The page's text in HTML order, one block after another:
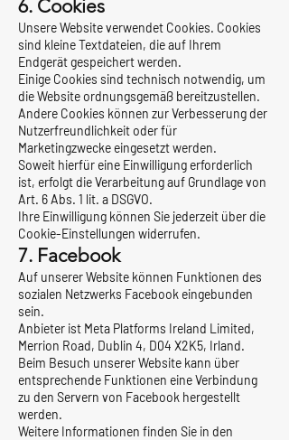
6. Cookies
Unsere Website verwendet Cookies. Cookies
sind kleine Textdateien, die auf Ihrem
Endgerät gespeichert werden.
Einige Cookies sind technisch notwendig, um
die Website ordnungsgemäß bereitzustellen.
Andere Cookies können zur Verbesserung der
Nutzerfreundlichkeit oder für
Marketingzwecke eingesetzt werden.
Soweit hierfür eine Einwilligung erforderlich
ist, erfolgt die Verarbeitung auf Grundlage von
Art. 6 Abs. 1 lit. a DSGVO.
Ihre Einwilligung können Sie jederzeit über die
Cookie-Einstellungen widerrufen.
7. Facebook
Auf unserer Website können Funktionen des
sozialen Netzwerks Facebook eingebunden
sein.
Anbieter ist Meta Platforms Ireland Limited,
Merrion Road, Dublin 4, D04 X2K5, Irland.
Beim Besuch unserer Website kann über
entsprechende Funktionen eine Verbindung
zu den Servern von Facebook hergestellt
werden.
Weitere Informationen finden Sie in den